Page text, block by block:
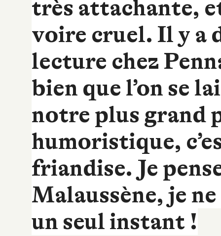
très attachante,
voire cruel. Il y a
lecture chez
bien que l’on se
notre plus grand
humoristique,
friandise. Je
Malaussène, je
un seul instant !